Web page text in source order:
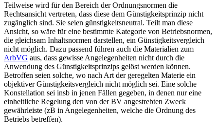
Teilweise wird für den Bereich der Ordnungsnormen die
Rechtsansicht vertreten, dass diese dem Günstigkeitsprinzip nicht
zugänglich sind. Sie seien günstigkeitsneutral. Teilt man diese
Ansicht, so wäre für eine bestimmte Kategorie von Betriebsnormen,
die gleichsam Inhaltsnormen darstellen, ein Günstigkeitsvergleich
nicht möglich. Dazu passend führen auch die Materialien zum
ArbVG aus, dass gewisse Angelegenheiten nicht durch die
Anwendung des Günstigkeitsprinzips gelöst werden können.
Betroffen seien solche, wo nach Art der geregelten Materie ein
objektiver Günstigkeitsvergleich nicht möglich sei. Eine solche
Konstellation sei insb in jenen Fällen gegeben, in denen nur eine
einheitliche Regelung den von der BV angestrebten Zweck
gewährleiste (zB in Angelegenheiten, welche die Ordnung des
Betriebs betreffen).